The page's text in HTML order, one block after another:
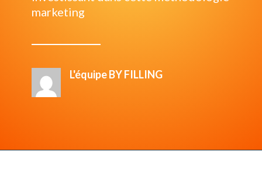
marketing
L'équipe BY FILLING